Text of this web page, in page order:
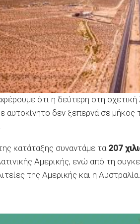
ότι η δεύτερη στη
αυτοκίνητο δεν ξεπερνά σε μήκος
κατάταξης συναντάμε τα 207
Αμερικής, ενώ από τη
της Αμερικής και η Αυστραλία.